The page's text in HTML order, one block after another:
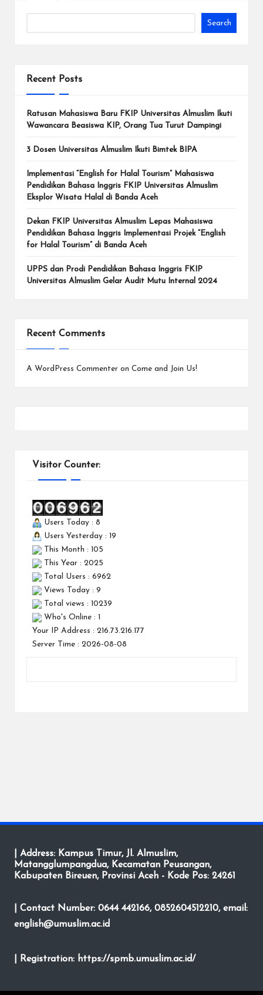
Search
Recent Posts
Ratusan Mahasiswa Baru FKIP Universitas Almuslim Ikuti
Wawancara Beasiswa KIP, Orang Tua Turut Dampingi
3 Dosen Universitas Almuslim Ikuti Bimtek BIPA
Implementasi “English for Halal Tourism” Mahasiswa
Pendidikan Bahasa Inggris FKIP Universitas Almuslim
Eksplor Wisata Halal di Banda Aceh
Dekan FKIP Universitas Almuslim Lepas Mahasiswa
Pendidikan Bahasa Inggris Implementasi Projek “English
for Halal Tourism” di Banda Aceh
UPPS dan Prodi Pendidikan Bahasa Inggris FKIP
Universitas Almuslim Gelar Audit Mutu Internal 2024
Recent Comments
A WordPress Commenter on Come and Join Us!
Visitor Counter:
Users Today : 8
Users Yesterday : 19
This Month : 105
This Year : 2025
Total Users : 6962
Views Today : 9
Total views : 10239
Who's Online : 1
Your IP Address : 216.73.216.177
Server Time : 2026-08-08
| Address: Kampus Timur, Jl. Almuslim,
Matangglumpangdua, Kecamatan Peusangan,
Kabupaten Bireuen, Provinsi Aceh - Kode Pos: 24261
| Contact Number: 0644 442166, 0852604512210, email:
english@umuslim.ac.id
| Registration: https://spmb.umuslim.ac.id/